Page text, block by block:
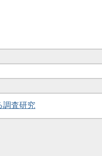
調査研究